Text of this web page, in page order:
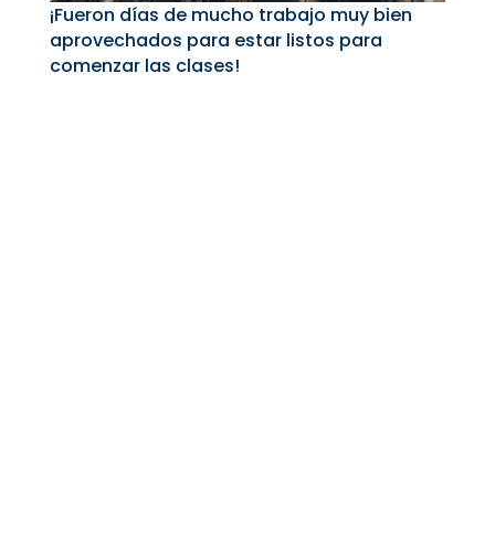
¡Fueron días de mucho trabajo muy bien
aprovechados para estar listos para
comenzar las clases!